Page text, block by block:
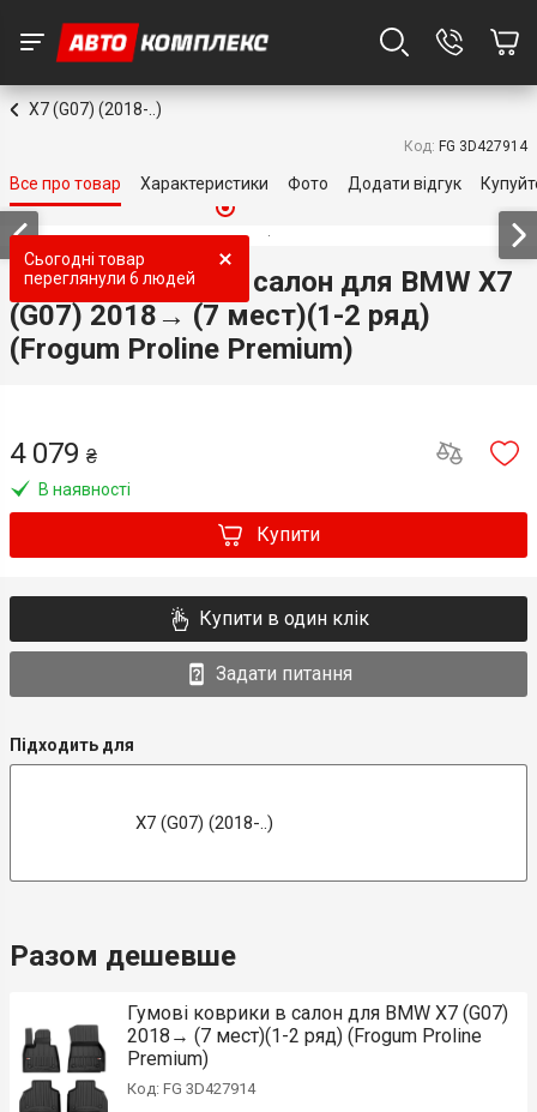
X7 (G07) (2018-..)
Код: FG 3D427914
Все про товар Характеристики Фото Додати відгук
Сьогодні товар
переглянули 6 людей
Гумові коврики в салон для BMW X7
(G07) 2018→ (7 мест)(1-2 ряд)
(Frogum Proline Premium)
4 079 ₴
В наявності
Купити
Купити в один клік
Задати питання
Підходить для
X7 (G07) (2018-..)
Разом дешевше
Гумові коврики в салон для BMW X7 (G07)
2018→ (7 мест)(1-2 ряд) (Frogum Proline
Premium)
Код: FG 3D427914